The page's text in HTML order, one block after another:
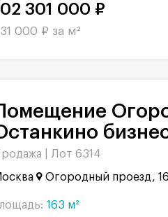
301 000 ₽
000 ₽ за м²
в БЦ
| Лот 6314
Огородный проезд, 16
163 м²